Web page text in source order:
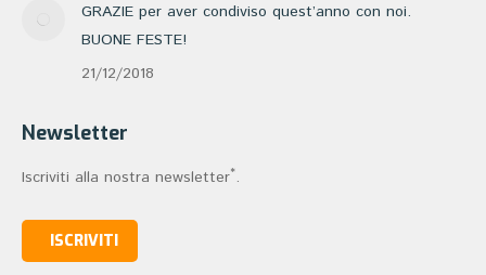
GRAZIE per aver condiviso quest’anno con noi.
BUONE FESTE!
21/12/2018
Newsletter
Iscriviti alla nostra newsletter*.
ISCRIVITI